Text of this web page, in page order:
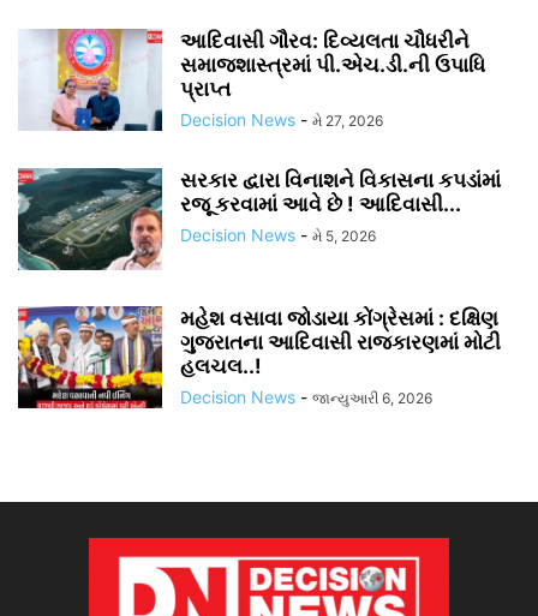
આદિવાસી ગૌરવ: દિવ્યલતા ચૌધરીને
સમાજશાસ્ત્રમાં પી.એચ.ડી.ની ઉપાધિ
પ્રાપ્ત
Decision News - મે 27, 2026
સરકાર દ્વારા વિનાશને વિકાસના કપડાંમાં
રજૂ કરવામાં આવે છે ! આદિવાસી...
Decision News - મે 5, 2026
મહેશ વસાવા જોડાયા કોંગ્રેસમાં : દક્ષિણ
ગુજરાતના આદિવાસી રાજકારણમાં મોટી
હલચલ..!
Decision News - જાન્યુઆરી 6, 2026